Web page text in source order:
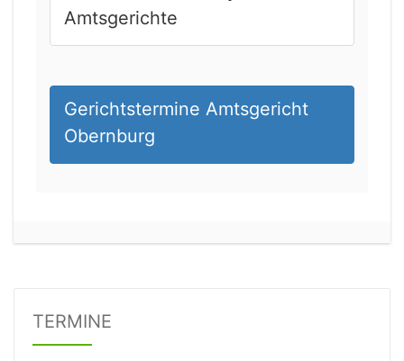
Amtsgerichte
Gerichtstermine Amtsgericht
Obernburg
TERMINE